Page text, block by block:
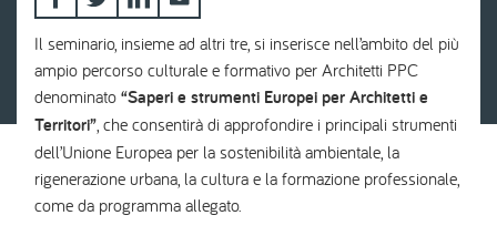
Il seminario, insieme ad altri tre, si inserisce nell’ambito del più
ampio percorso culturale e formativo per Architetti PPC
denominato “Saperi e strumenti Europei per Architetti e
Territori”, che consentirà di approfondire i principali strumenti
dell’Unione Europea per la sostenibilità ambientale, la
rigenerazione urbana, la cultura e la formazione professionale,
come da programma allegato.